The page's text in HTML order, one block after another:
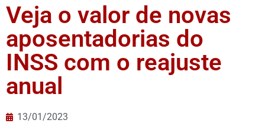
Veja o valor de novas
aposentadorias do
INSS com o reajuste
anual
13/01/2023